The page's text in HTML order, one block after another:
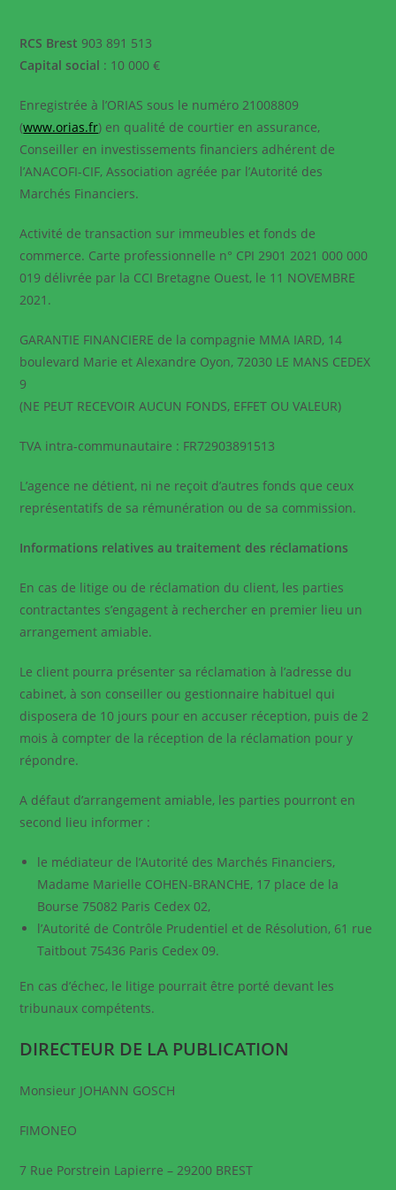
RCS Brest 903 891 513
Capital social : 10 000 €
Enregistrée à l’ORIAS sous le numéro 21008809
(www.orias.fr) en qualité de courtier en assurance,
Conseiller en investissements financiers adhérent de
l’ANACOFI-CIF, Association agréée par l’Autorité des
Marchés Financiers.
Activité de transaction sur immeubles et fonds de
commerce. Carte professionnelle n° CPI 2901 2021 000 000
019 délivrée par la CCI Bretagne Ouest, le 11 NOVEMBRE
2021.
GARANTIE FINANCIERE de la compagnie MMA IARD, 14
boulevard Marie et Alexandre Oyon, 72030 LE MANS CEDEX
9
(NE PEUT RECEVOIR AUCUN FONDS, EFFET OU VALEUR)
TVA intra-communautaire : FR72903891513
L’agence ne détient, ni ne reçoit d’autres fonds que ceux
représentatifs de sa rémunération ou de sa commission.
Informations relatives au traitement des réclamations
En cas de litige ou de réclamation du client, les parties
contractantes s’engagent à rechercher en premier lieu un
arrangement amiable.
Le client pourra présenter sa réclamation à l’adresse du
cabinet, à son conseiller ou gestionnaire habituel qui
disposera de 10 jours pour en accuser réception, puis de 2
mois à compter de la réception de la réclamation pour y
répondre.
A défaut d’arrangement amiable, les parties pourront en
second lieu informer :
le médiateur de l’Autorité des Marchés Financiers,
Madame Marielle COHEN-BRANCHE, 17 place de la
Bourse 75082 Paris Cedex 02,
l’Autorité de Contrôle Prudentiel et de Résolution, 61 rue
Taitbout 75436 Paris Cedex 09.
En cas d’échec, le litige pourrait être porté devant les
tribunaux compétents.
DIRECTEUR DE LA PUBLICATION
Monsieur JOHANN GOSCH
FIMONEO
7 Rue Porstrein Lapierre – 29200 BREST